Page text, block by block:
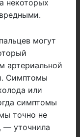
некоторых
могут
артериальной
Симптомы
или
симптомы
точно не
— уточнила